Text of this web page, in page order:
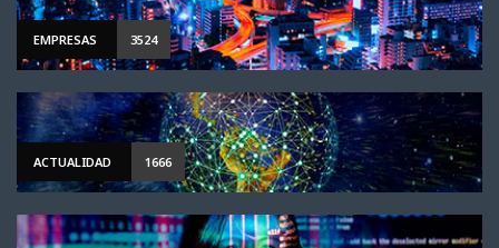
EMPRESAS 3524
ACTUALIDAD 1666